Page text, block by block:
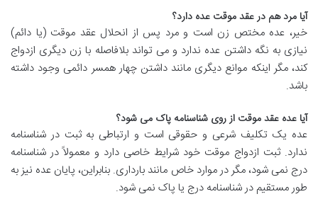
آیا مرد هم در عقد موقت عده دارد؟
خیر، عده مختص زن است و مرد پس از انحلال عقد موقت (یا دائم)
نیازی به نگه داشتن عده ندارد و می تواند بلافاصله با زن دیگری ازدواج
کند، مگر اینکه موانع دیگری مانند داشتن چهار همسر دائمی وجود داشته
باشد.
آیا عده عقد موقت از روی شناسنامه پاک می شود؟
عده یک تکلیف شرعی و حقوقی است و ارتباطی به ثبت در شناسنامه
ندارد. ثبت ازدواج موقت خود شرایط خاصی دارد و معمولاً در شناسنامه
درج نمی شود، مگر در موارد خاص مانند بارداری. بنابراین، پایان عده نیز به
طور مستقیم در شناسنامه درج یا پاک نمی شود.